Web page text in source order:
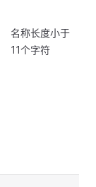
名称长度小于
11个字符